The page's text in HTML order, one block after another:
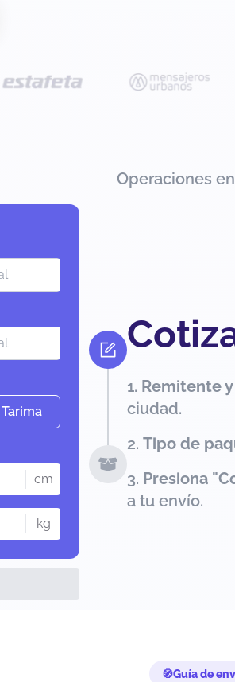
Operaciones
Tarima
cm
kg
Remitente
ciudad.
Tipo de
Presiona
a tu envío.
Guía de